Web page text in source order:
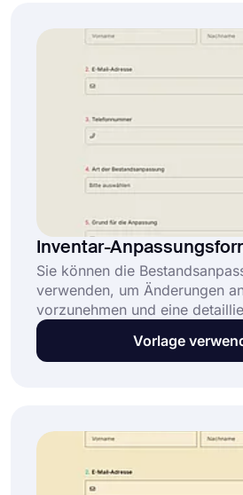
Inventar-
Sie können die
verwenden, um Änderungen
vorzunehmen und eine
aller Aktualisierungen zu
'Vorlage verwenden' klicken,
Vorlage